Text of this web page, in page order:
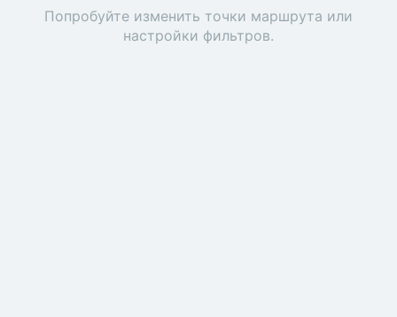
Попробуйте изменить точки маршрута или
настройки фильтров.